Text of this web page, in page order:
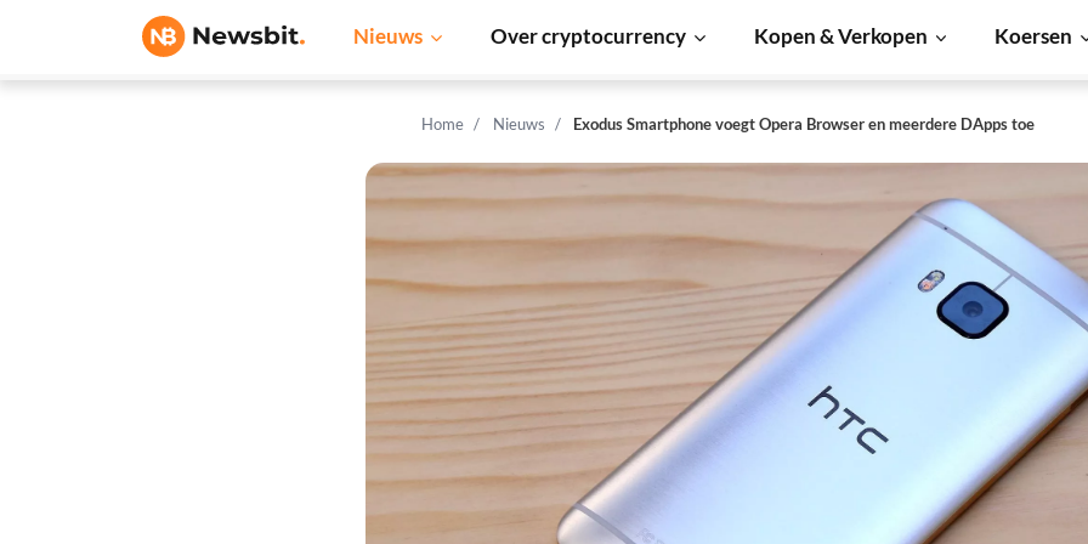
Nieuws Over cryptocurrency Kopen & Verkopen Koersen
Home Nieuws Exodus Smartphone voegt Opera Browser en meerdere DApps toe